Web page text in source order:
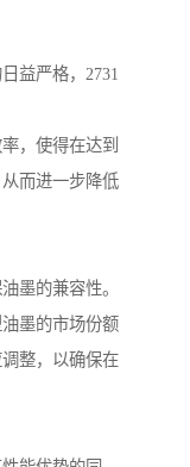
益严格，2731
，使得在达到
而进一步降低
墨的兼容性。
墨的市场份额
整，以确保在